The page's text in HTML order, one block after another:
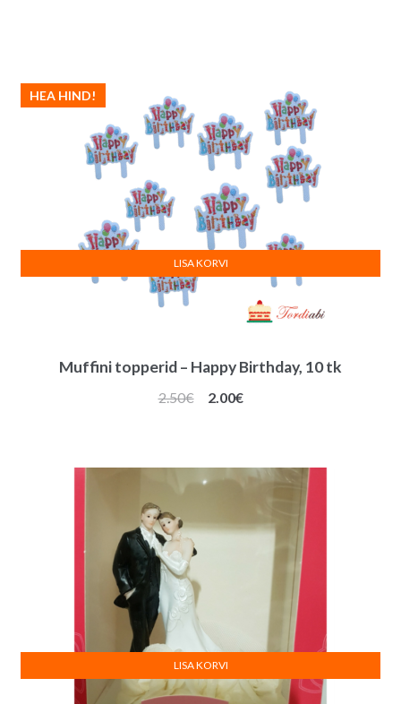
Muffini topperid – Happy Birthday, 10 tk
HEA HIND!
2.50€
Algne
2.00€Praegune
LISA KORVI
LISA KORVI